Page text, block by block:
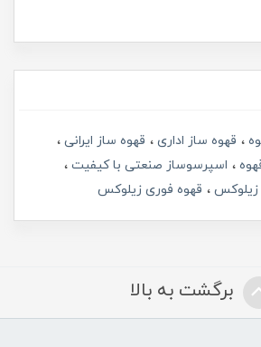
قهوه ساز اداری
قهوه ساز ایرانی
اسپرسوساز صنعتی با کیفیت
زیلوکس قهوه فوری زیلوکس
برگشت به بالا